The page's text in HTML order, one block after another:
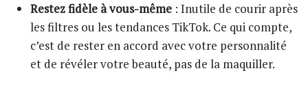
Restez fidèle à vous-même : Inutile de courir après
les filtres ou les tendances TikTok. Ce qui compte,
c’est de rester en accord avec votre personnalité
et de révéler votre beauté, pas de la maquiller.